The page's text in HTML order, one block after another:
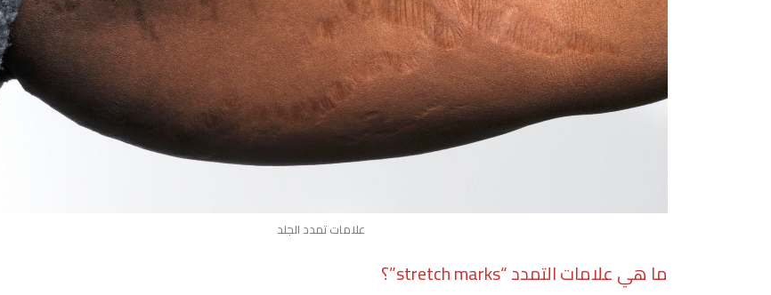
علامات تمدد الجلد
ما هي علامات التمدد “stretch marks”؟